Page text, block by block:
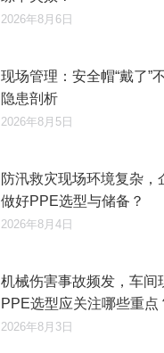
2026年8月6日
现场管理：安全帽“戴了”
隐患剖析
2026年8月5日
防汛救灾现场环境复杂，
做好PPE选型与储备？
2026年8月4日
机械伤害事故频发，车间
PPE选型应关注哪些重点
2026年8月3日